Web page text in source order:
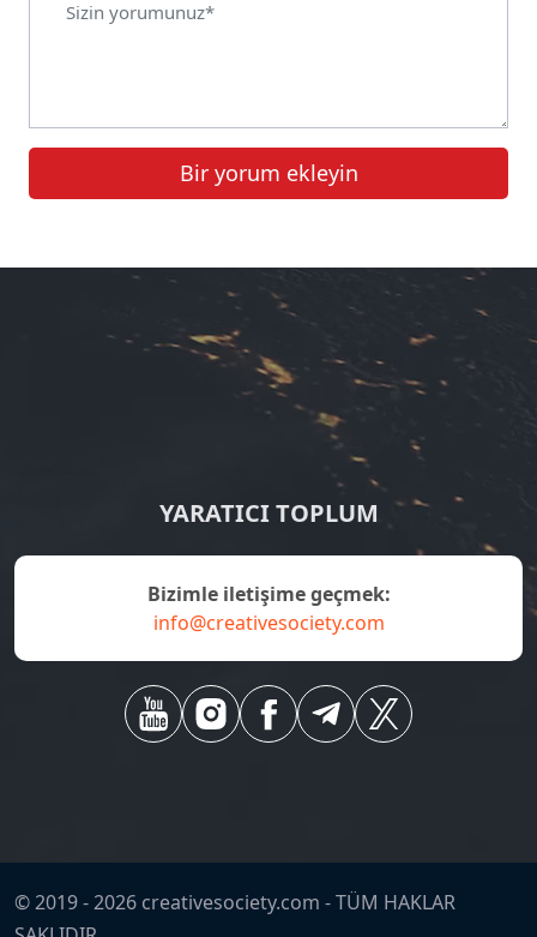
Bir yorum ekleyin
YARATICI TOPLUM
bizimle iletişime geçmek:
info@creativesociety.com
© 2019 -2026 creativesociety.com -TÜM HAKLAR